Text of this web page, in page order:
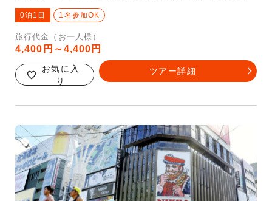
0泊1日 1名参加OK
旅行代金（お一人様）
4,400円～4,400円
お気に入
り
ツアー詳細